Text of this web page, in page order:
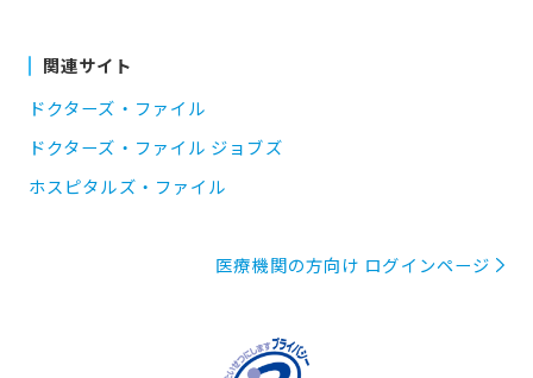
関連サイト
ドクターズ・ファイル
ドクターズ・ファイル ジョブズ
ホスピタルズ・ファイル
医療機関の方向け ログインページ